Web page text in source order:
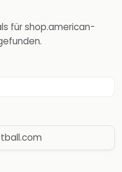
für shop.american-